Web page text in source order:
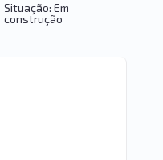
Situação: Em
construção